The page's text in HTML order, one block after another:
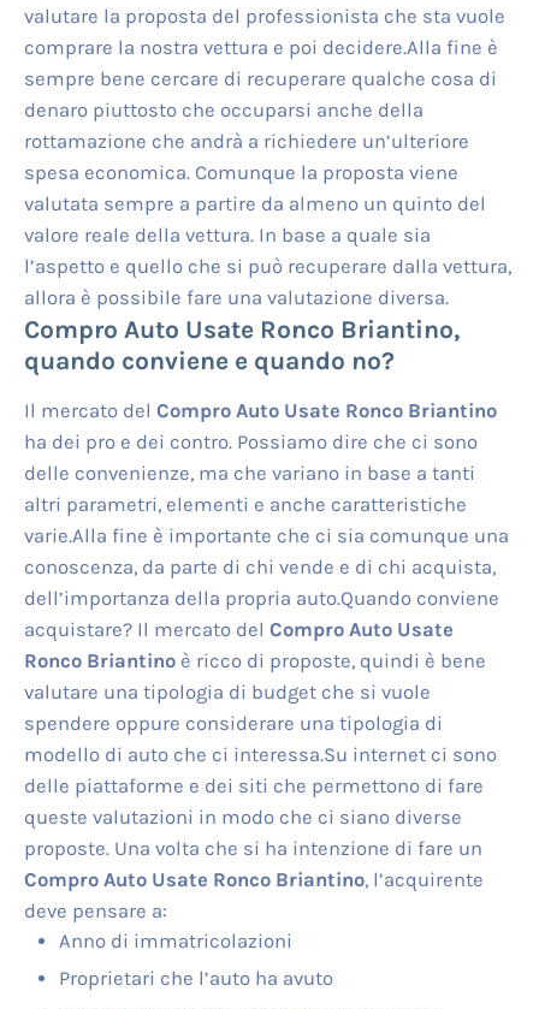
valutare la proposta del professionista che sta vuole
comprare la nostra vettura e poi decidere.Alla fine è
sempre bene cercare di recuperare qualche cosa di
denaro piuttosto che occuparsi anche della
rottamazione che andrà a richiedere un’ulteriore
spesa economica. Comunque la proposta viene
valutata sempre a partire da almeno un quinto del
valore reale della vettura. In base a quale sia
l’aspetto e quello che si può recuperare dalla vettura,
allora è possibile fare una valutazione diversa.
Compro Auto Usate Ronco Briantino,
quando conviene e quando no?
Il mercato del Compro Auto Usate Ronco Briantino
ha dei pro e dei contro. Possiamo dire che ci sono
delle convenienze, ma che variano in base a tanti
altri parametri, elementi e anche caratteristiche
varie.Alla fine è importante che ci sia comunque una
conoscenza, da parte di chi vende e di chi acquista,
dell’importanza della propria auto.Quando conviene
acquistare? Il mercato del Compro Auto Usate
Ronco Briantinoè ricco di proposte, quindi è bene
valutare una tipologia di budget che si vuole
spendere oppure considerare una tipologia di
modello di auto che ci interessa.Su internet ci sono
delle piattaforme e dei siti che permettono di fare
queste valutazioni in modo che ci siano diverse
proposte. Una volta che si ha intenzione di fare un
Compro Auto Usate Ronco Briantino, l’acquirente
deve pensare a:
Anno di immatricolazioni
Proprietari che l’auto ha avuto